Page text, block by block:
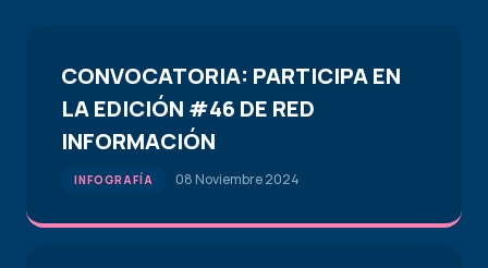
CONVOCATORIA: PARTICIPA EN
LA EDICIÓN #46 DE RED
INFORMACIÓN
INFOGRAFÍA 08 Noviembre 2024